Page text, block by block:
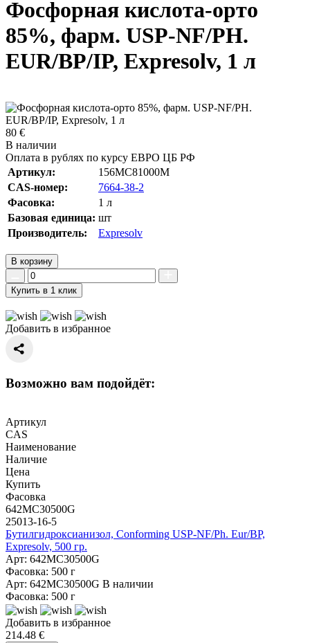
Фосфорная кислота-орто
85%, фарм. USP-NF/PH.
EUR/BP/IP, Expresolv, 1 л
80 €
В наличии
Оплата в рублях по курсу ЕВРО ЦБ РФ
Артикул:
156MC81000M
CAS-номер:
7664-38-2
Фасовка:
1 л
Базовая единица: шт
Производитель:
Expresolv
В корзину
Купить в 1 клик
Добавить в избранное
Возможно вам подойдёт:
Артикул
CAS
Наименование
Наличие
Цена
Купить
Фасовка
642MC30500G
25013-16-5
Бутилгидроксианизол, Conforming USP-NF/Ph. Eur/BP,
Expresolv, 500 гр.
Арт: 642MC30500G
Фасовка: 500 г
Арт: 642MC30500G В наличии
Фасовка: 500 г
Добавить в избранное
214.48 €